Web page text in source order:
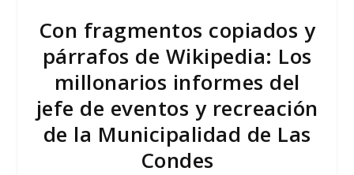
Con fragmentos copiados y
párrafos de Wikipedia: Los
millonarios informes del
jefe de eventos y recreación
de la Municipalidad de Las
Condes